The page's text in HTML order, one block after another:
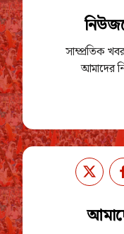
সাম্প্রতিক
আমাদের